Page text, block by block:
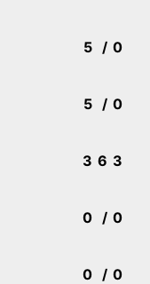
5 / 0
5 / 0
3 6 3
0 / 0
0 / 0